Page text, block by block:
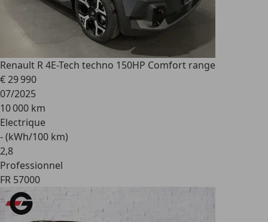
Renault R 4E-Tech techno 150HP Comfort range
€ 29 990
07/2025
10 000 km
Electrique
- (kWh/100 km)
2,8
Professionnel
FR 57000